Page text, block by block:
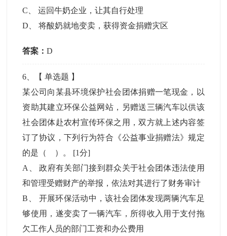
C 、运回牛奶企业，让其自行处理
D 、将酸奶就地变卖，获得资金捐赠灾区
答案：D
6 、【单选题 】
某公司向某县环境保护社会团体捐赠一笔现金，以
资助其建立环保公益网站，另赠送三辆汽车以供该
社会团体赴农村宣传环保之用，双方就上述内容签
订了协议，下列行为符合《公益事业捐赠法》规定
的是（ ）。 [1分]
A
、政府有关部门接到群众关于社会团体违法使用
和管理受赠财产的举报，依法对其进行了财务审计
B
开展环保活动中，该社会团体发现两辆汽车足
够使用，遂变卖了一辆汽车，所得收入用于支付拖
欠工作人员的部门工资和办公费用